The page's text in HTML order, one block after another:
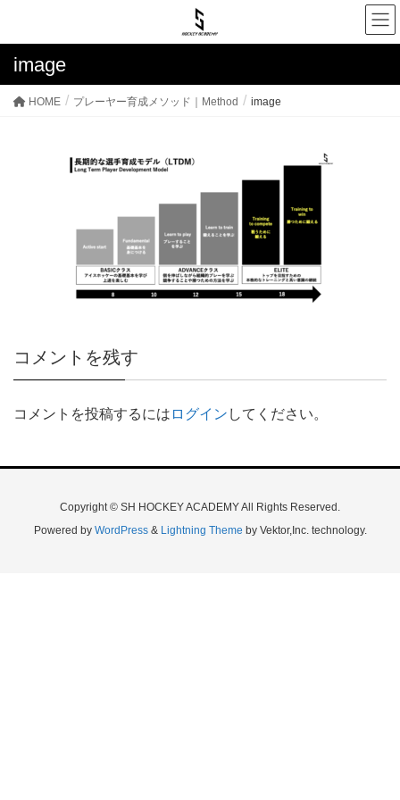
image
HOME プレーヤー育成メソッド｜Method image
コメントを残す
コメントを投稿するには ログイン してください。
Copyright © SH HOCKEY ACADEMY All Rights Reserved.
Powered by WordPress& Lightning Theme by Vektor,Inc. technology.